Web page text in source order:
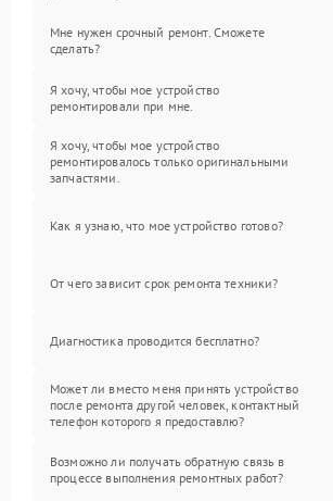
Мне нужен срочный ремонт. Сможете
сделать?
Я хочу, чтобы мое устройство
ремонтировали при мне.
Я хочу, чтобы мое устройство
ремонтировалось только оригинальными
запчастями.
Как я узнаю, что мое устройство готово?
От чего зависит срок ремонта техники?
Диагностика проводится бесплатно?
Может ли вместо меня принять устройство
после ремонта другой человек, контактный
телефон которого я предоставлю?
Возможно ли получать обратную связь в
процессе выполнения ремонтных работ?